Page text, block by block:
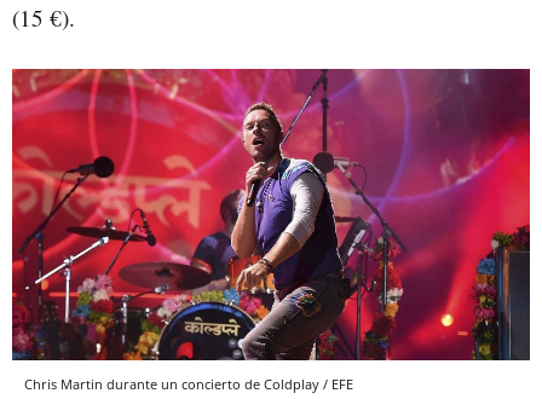
(15 €).
Chris Martin durante un concierto de Coldplay / EFE